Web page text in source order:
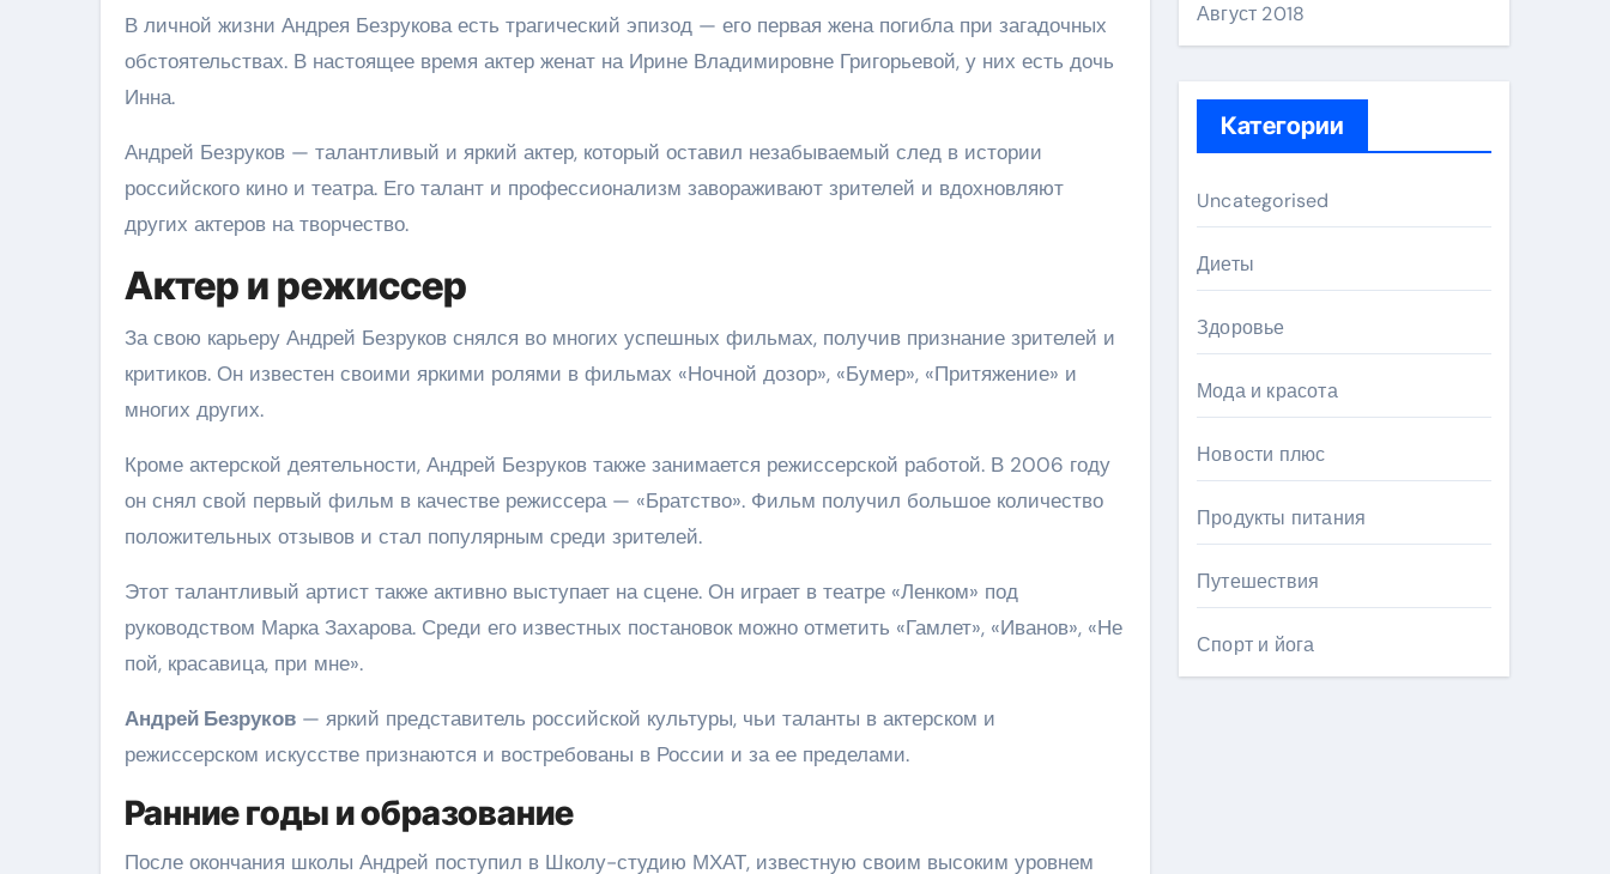
В личной жизни Андрея Безрукова есть трагический эпизод — его первая жена погибла при загадочных
обстоятельствах. В настоящее время актер женат на Ирине Владимировне Григорьевой, у них есть дочь
Инна.
Андрей Безруков — талантливый и яркий актер, который оставил незабываемый след в истории
российского кино и театра. Его талант и профессионализм завораживают зрителей и вдохновляют
других актеров на творчество.
Актер и режиссер
За свою карьеру Андрей Безруков снялся во многих успешных фильмах, получив признание зрителей и
критиков. Он известен своими яркими ролями в фильмах «Ночной дозор», «Бумер», «Притяжение» и
многих других.
Кроме актерской деятельности, Андрей Безруков также занимается режиссерской работой. В 2006 году
он снял свой первый фильм в качестве режиссера — «Братство». Фильм получил большое количество
положительных отзывов и стал популярным среди зрителей.
Этот талантливый артист также активно выступает на сцене. Он играет в театре «Ленком» под
руководством Марка Захарова. Среди его известных постановок можно отметить «Гамлет», «Иванов», «Не
пой, красавица, при мне».
Андрей Безруков — яркий представитель российской культуры, чьи таланты в актерском и
режиссерском искусстве признаются и востребованы в России и за ее пределами.
Ранние годы и образование
После окончания школы Андрей поступил в Школу-студию МХАТ, известную своим высоким уровнем
Август 2018
Категории
Uncategorised
Диеты
Здоровье
Мода и красота
Новости плюс
Продукты питания
Путешествия
Спорт и йога